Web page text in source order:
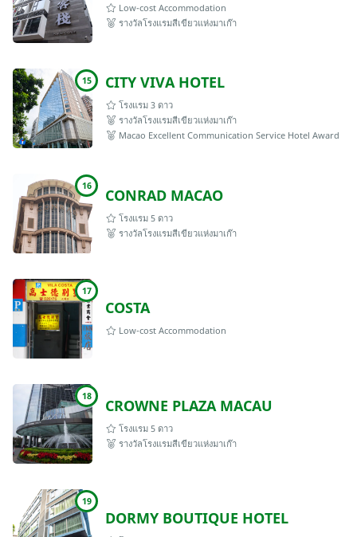
Low-cost Accommodation
รางวัลโรงแรมสีเขียวแห่งมาเก๊า
15 CITY VIVA HOTEL
โรงแรม 3 ดาว
รางวัลโรงแรมสีเขียวแห่งมาเก๊า
Macao Excellent Communication Service Hotel Award
16 CONRAD MACAO
โรงแรม 5 ดาว
รางวัลโรงแรมสีเขียวแห่งมาเก๊า
17
COSTA
Low-cost Accommodation
18 CROWNE PLAZA MACAU
โรงแรม 5 ดาว
รางวัลโรงแรมสีเขียวแห่งมาเก๊า
19
DORMY BOUTIQUE HOTEL